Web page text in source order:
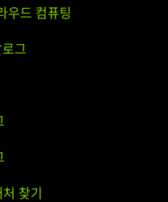
우드 컴퓨팅
그
찾기